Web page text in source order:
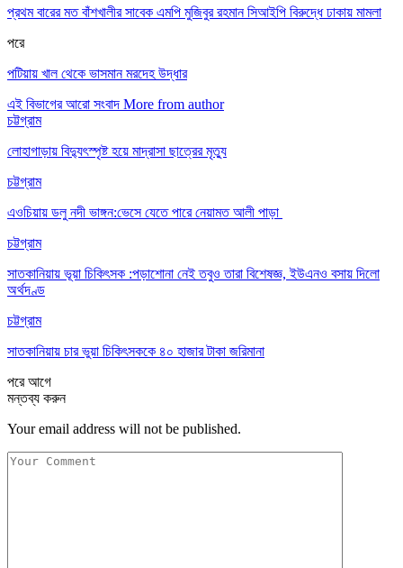
প্রথম বারের মত বাঁশখালীর সাবেক এমপি মুজিবুর রহমান সিআইপি বিরুদ্ধে ঢাকায় মামলা
পরে
পটিয়ায় খাল থেকে ভাসমান মরদেহ উদ্ধার
এই বিভাগের আরো সংবাদ More from author
চট্টগ্রাম
লোহাগাড়ায় বিদ্যুৎস্পৃষ্ট হয়ে মাদ্রাসা ছাত্রের মৃত্যু
চট্টগ্রাম
এওচিয়ায় ডলু নদী ভাঙ্গন:ভেসে যেতে পারে নেয়ামত আলী পাড়া
চট্টগ্রাম
সাতকানিয়ায় ভূয়া চিকিৎসক :পড়াশোনা নেই তবুও তারা বিশেষজ্ঞ, ইউএনও বসায় দিলো
অর্থদণ্ড
চট্টগ্রাম
সাতকানিয়ায় চার ভুয়া চিকিৎসককে ৪০ হাজার টাকা জরিমানা
পরেআগে
মন্তব্য করুন
Your email address will not be published.